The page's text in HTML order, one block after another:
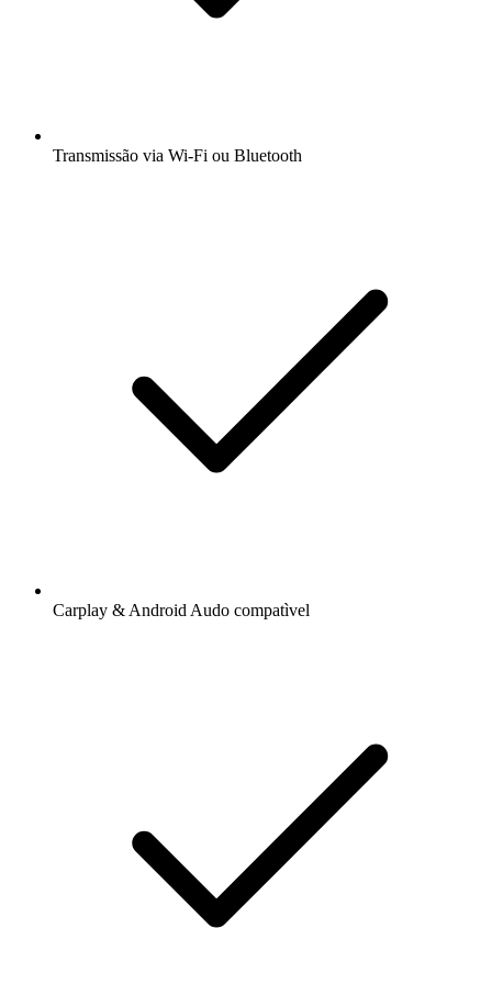
Transmissão via Wi-Fi ou Bluetooth
Carplay & Android Audo compatìvel